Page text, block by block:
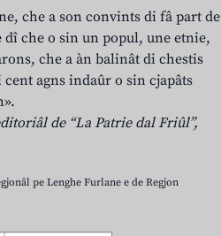
che a son convints di fâ part de
che o sin un popul, une etnie,
che a àn balinât di chestis
agns indaûr o sin cjapâts
de “La Patrie dal Friûl”,
pe Lenghe Furlane e de Regjon